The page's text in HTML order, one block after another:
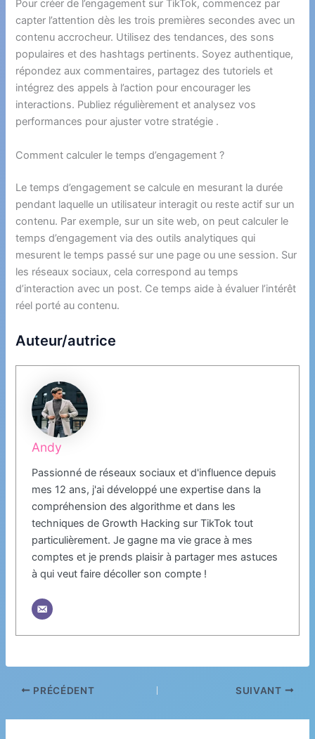
Pour créer de l’engagement sur TikTok, commencez par
capter l’attention dès les trois premières secondes avec un
contenu accrocheur. Utilisez des tendances, des sons
populaires et des hashtags pertinents. Soyez authentique,
répondez aux commentaires, partagez des tutoriels et
intégrez des appels à l’action pour encourager les
interactions. Publiez régulièrement et analysez vos
performances pour ajuster votre stratégie .
Comment calculer le temps d’engagement ?
Le temps d’engagement se calcule en mesurant la durée
pendant laquelle un utilisateur interagit ou reste actif sur un
contenu. Par exemple, sur un site web, on peut calculer le
temps d’engagement via des outils analytiques qui
mesurent le temps passé sur une page ou une session. Sur
les réseaux sociaux, cela correspond au temps
d’interaction avec un post. Ce temps aide à évaluer l’intérêt
réel porté au contenu.
Auteur/autrice
Andy
Passionné de réseaux sociaux et d'influence depuis
mes 12 ans, j'ai développé une expertise dans la
compréhension des algorithme et dans les
techniques de Growth Hacking sur TikTok tout
particulièrement. Je gagne ma vie grace à mes
comptes et je prends plaisir à partager mes astuces
à qui veut faire décoller son compte !
PRÉCÉDENT SUIVANT